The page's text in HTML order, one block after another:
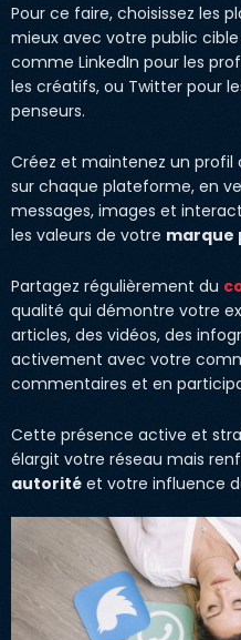
Pour ce faire, choisissez les
mieux avec votre public
comme LinkedIn pour les
les créatifs, ou Twitter pour
penseurs.
Créez et maintenez un
sur chaque plateforme, en
messages, images et
les valeurs de votre marque
Partagez régulièrement du
qualité qui démontre votre
articles, des vidéos, des
activement avec votre
commentaires et en
Cette présence active et
élargit votre réseau mais
autorité et votre influence